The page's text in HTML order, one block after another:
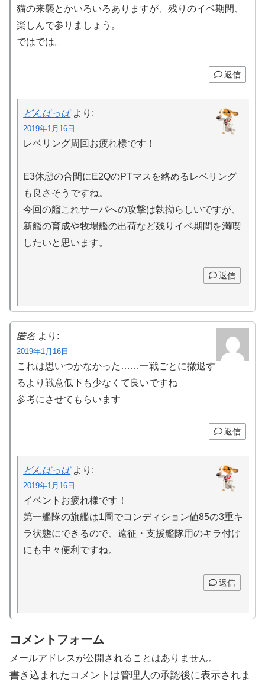
猫の来襲とかいろいろありますが、残りのイベ期間、
楽しんで参りましょう。
ではでは。
返信
どんぱっぱ より:
2019年1月16日
レベリング周回お疲れ様です！
E3休憩の合間にE2QのPTマスを絡めるレベリング
も良さそうですね。
今回の艦これサーバへの攻撃は執拗らしいですが、
新艦の育成や牧場艦の出荷など残りイベ期間を満喫
したいと思います。
返信
匿名 より:
2019年1月16日
これは思いつかなかった……一戦ごとに撤退す
るより戦意低下も少なくて良いですね
参考にさせてもらいます
返信
どんぱっぱ より:
2019年1月16日
イベントお疲れ様です！
第一艦隊の旗艦は1周でコンディション値85の3重キ
ラ状態にできるので、遠征・支援艦隊用のキラ付け
にも中々便利ですね。
返信
コメントフォーム
メールアドレスが公開されることはありません。
書き込まれたコメントは管理人の承認後に表示されま